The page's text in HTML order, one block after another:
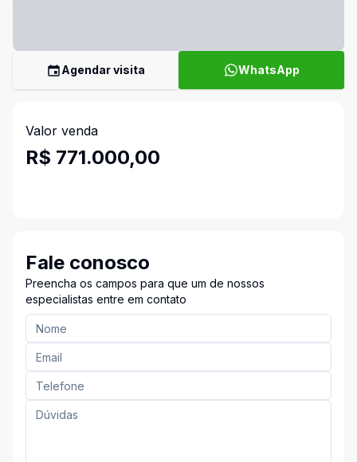
Agendar visita WhatsApp
Valor venda
R$ 771.000,00
Fale conosco
Preencha os campos para que um de nossos
especialistas entre em contato